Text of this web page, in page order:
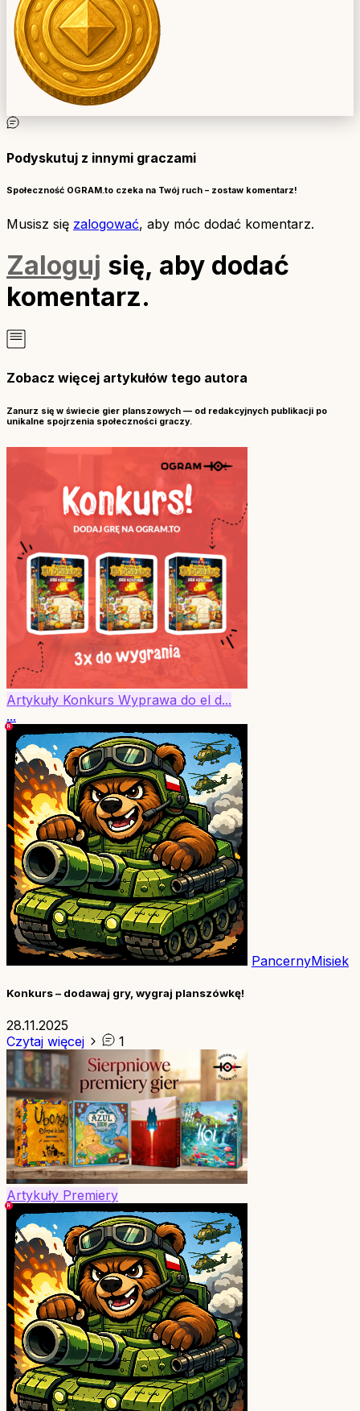
Podyskutuj z innymi graczami
Społeczność OGRAM.to czeka na Twój ruch – zostaw komentarz!
Musisz się zalogować, aby móc dodać komentarz.
Zaloguj się, aby dodać
komentarz.
Zobacz więcej artykułów tego autora
Zanurz się w świecie gier planszowych — od redakcyjnych publikacji po
unikalne spojrzenia społeczności graczy.
Artykuły Konkurs Wyprawa do el d...
...
PancernyMisiek
Konkurs – dodawaj gry, wygraj planszówkę!
28.11.2025
Czytaj więcej
1
Artykuły Premiery